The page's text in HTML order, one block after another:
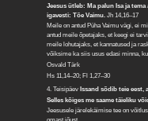
Jeesus ütleb: Ma palun Isa ja
igavesti: Tõe Vaimu.Jh 14,16–17
Meile on antud Püha Vaimu vägi, ei
antud meile õpetajaks, et keegi ei
meile lohutajaks, et kannatused ja
võiksime ka siis usus edasi minna,
Osvald Tärk
Hs 11,14–20; Fl 1,27–30
4. Teisipäev Issand sõdib teie eest,
Selles kõiges me saame täieliku
Jeesusele järelekäimise tee on